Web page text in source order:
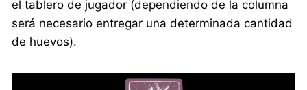
el tablero de jugador (dependiendo de la columna
será necesario entregar una determinada cantidad
de huevos).